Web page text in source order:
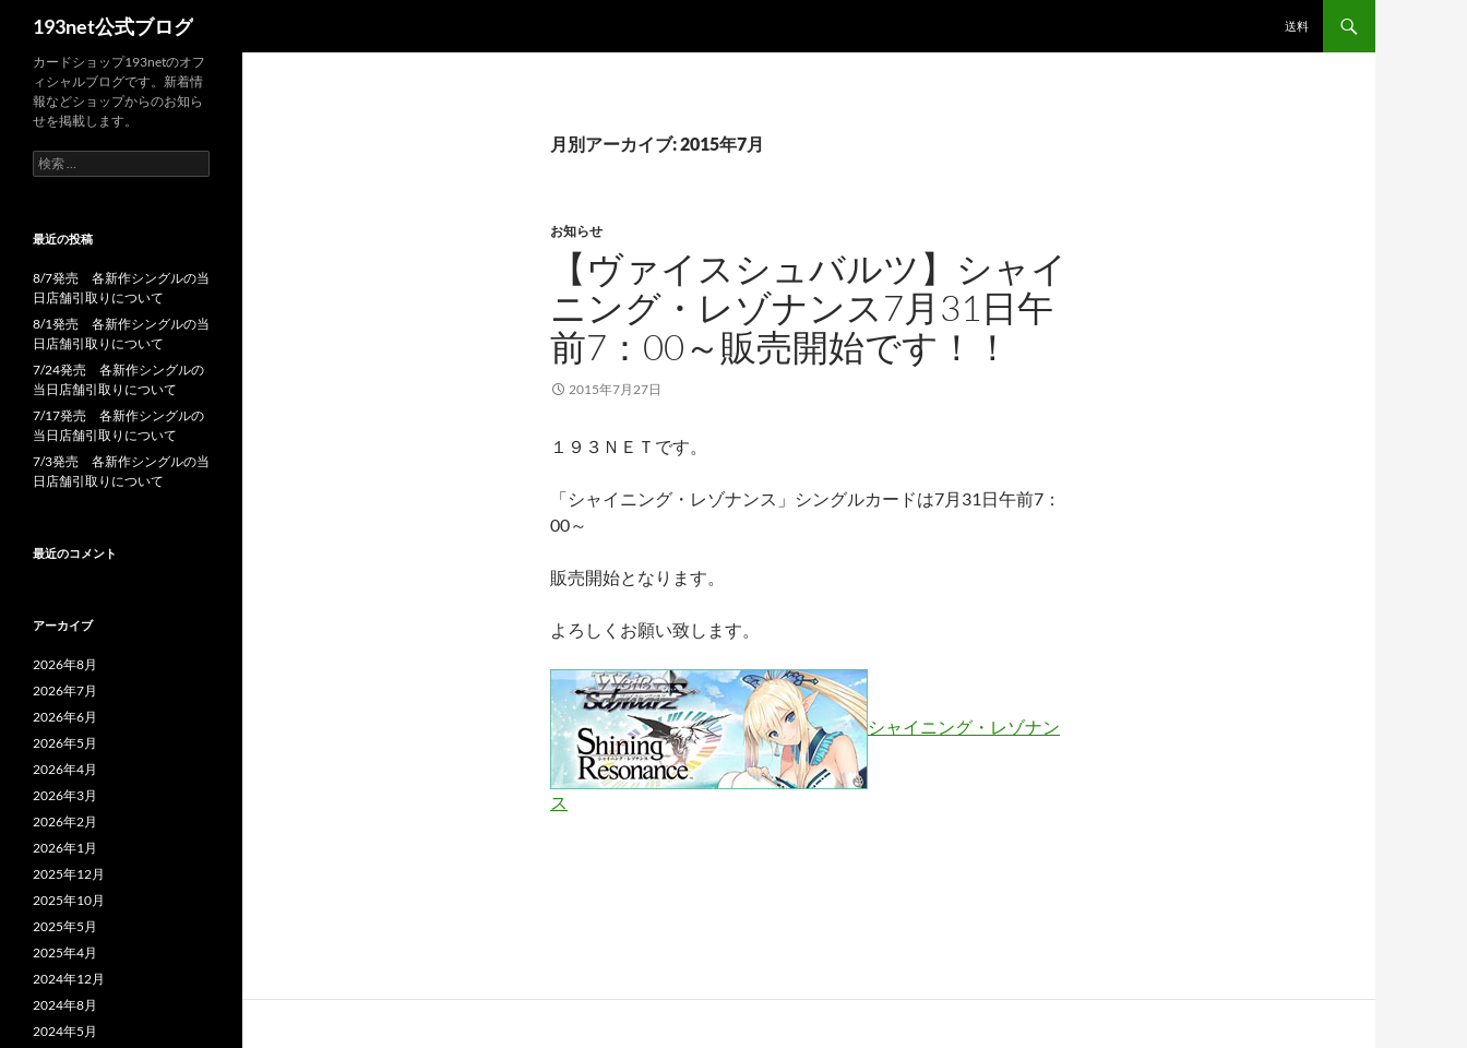
193net公式ブログ 送料
月別アーカイブ: 2015年7月
お知らせ
【ヴァイスシュバルツ】シャイ
ニング・レゾナンス7月31日午
前7：00～販売開始です！！
2015年7月27日
１９３ＮＥＴです。
「シャイニング・レゾナンス」シングルカードは7月31日午前7：
00～
販売開始となります。
よろしくお願い致します。
シャイニング・レゾナン
ス
カードショップ193netのオフ
ィシャルブログです。新着情
報などショップからのお知ら
せを掲載します。
検
索:
最近の投稿
8/7発売 各新作シングルの当
日店舗引取りについて
8/1発売 各新作シングルの当
日店舗引取りについて
7/24発売 各新作シングルの
当日店舗引取りについて
7/17発売 各新作シングルの
当日店舗引取りについて
7/3発売 各新作シングルの当
日店舗引取りについて
最近のコメント
アーカイブ
2026年8月
2026年7月
2026年6月
2026年5月
2026年4月
2026年3月
2026年2月
2026年1月
2025年12月
2025年10月
2025年5月
2025年4月
2024年12月
2024年8月
2024年5月